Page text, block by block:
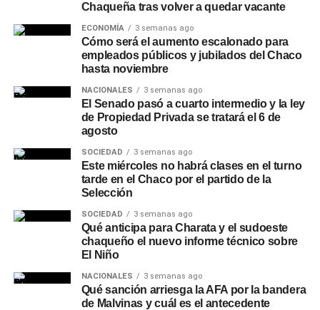
Chaqueña tras volver a quedar vacante
ECONOMÍA 3 semanas ago
Cómo será el aumento escalonado para
empleados públicos y jubilados del Chaco
hasta noviembre
NACIONALES 3 semanas ago
El Senado pasó a cuarto intermedio y la ley
de Propiedad Privada se tratará el 6 de
agosto
SOCIEDAD 3 semanas ago
Este miércoles no habrá clases en el turno
tarde en el Chaco por el partido de la
Selección
SOCIEDAD 3 semanas ago
Qué anticipa para Charata y el sudoeste
chaqueño el nuevo informe técnico sobre
El Niño
NACIONALES 3 semanas ago
Qué sanción arriesga la AFA por la bandera
de Malvinas y cuál es el antecedente